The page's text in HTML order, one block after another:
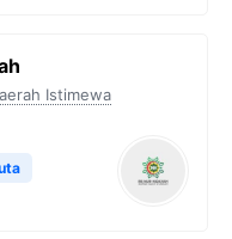
Istimewa